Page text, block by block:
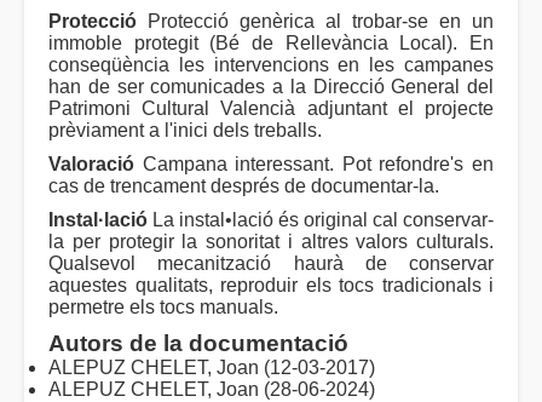
Protecció Protecció genèrica al trobar-se en un
immoble protegit (Bé de Rellevància Local). En
conseqüència les intervencions en les campanes
han de ser comunicades a la Direcció General del
Patrimoni Cultural Valencià adjuntant el projecte
prèviament a l'inici dels treballs.
Valoració Campana interessant. Pot refondre's en
cas de trencament després de documentar-la.
Instal·lació La instal•lació és original cal conservar-
la per protegir la sonoritat i altres valors culturals.
Qualsevol mecanització haurà de conservar
aquestes qualitats, reproduir els tocs tradicionals i
permetre els tocs manuals.
Autors de la documentació
ALEPUZ CHELET, Joan (12-03-2017)
ALEPUZ CHELET, Joan (28-06-2024)